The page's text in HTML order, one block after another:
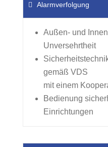
Alarmverfolgung
Außen- und
Unversehrtheit
gemäß VDS
mit einem
Bedienung
Einrichtungen